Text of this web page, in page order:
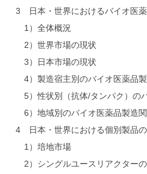
3 日本・世界におけるバイオ医薬
1）全体概況
2）世界市場の現状
3）日本市場の現状
4）製造宿主別のバイオ医薬品製
5）性状別（抗体/タンパク）の
6）地域別のバイオ医薬品製造関
4 日本・世界における個別製品の
1）培地市場
2）シングルユースリアクター